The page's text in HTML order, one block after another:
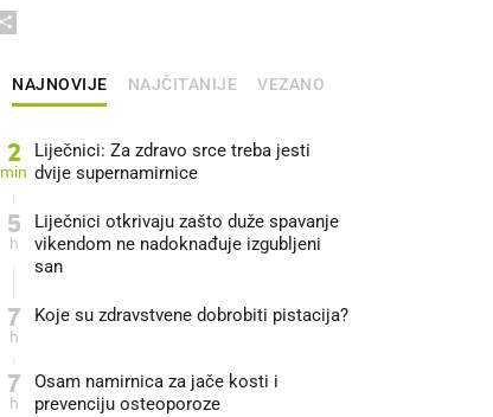
NAJNOVIJE NAJČITANIJE VEZANO
2
min
Liječnici: Za zdravo srce treba jesti
dvije supernamirnice
5
h
Liječnici otkrivaju zašto duže spavanje
vikendom ne nadoknađuje izgubljeni
san
7
h
Koje su zdravstvene dobrobiti pistacija?
7
h
Osam namirnica za jače kosti i
prevenciju osteoporoze